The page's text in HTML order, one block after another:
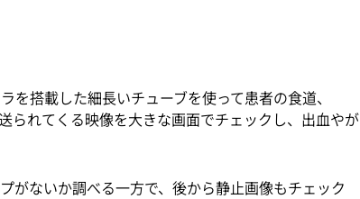
を搭載した細長いチューブを使って患者の食道、
られてくる映像を大きな画面でチェックし、出血やが
がないか調べる一方で、後から静止画像もチェック